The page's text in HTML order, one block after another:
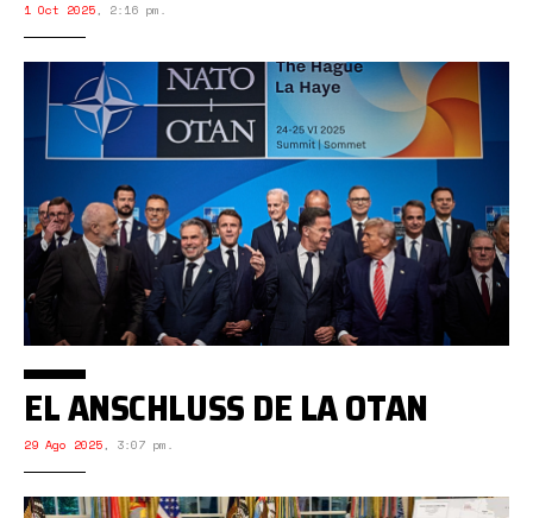
1 Oct 2025, 2:16 pm.
EL ANSCHLUSS DE LA OTAN
29 Ago 2025, 3:07 pm.